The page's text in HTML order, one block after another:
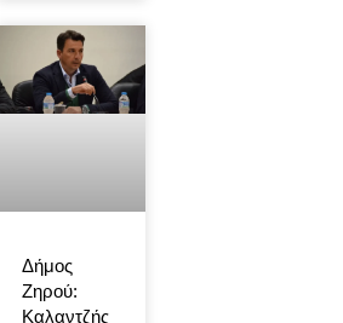
Δήμος
Ζηρού:
Καλαντζής